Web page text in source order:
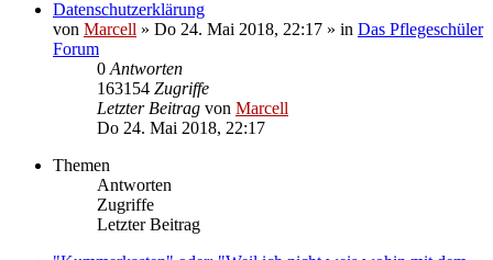
Datenschutzerklärung
von Marcell » Do 24. Mai 2018, 22:17 » in Das Pflegeschüler
Forum
0 Antworten
163154 Zugriffe
Letzter Beitrag von Marcell
Do 24. Mai 2018, 22:17
Themen
Antworten
Zugriffe
Letzter Beitrag